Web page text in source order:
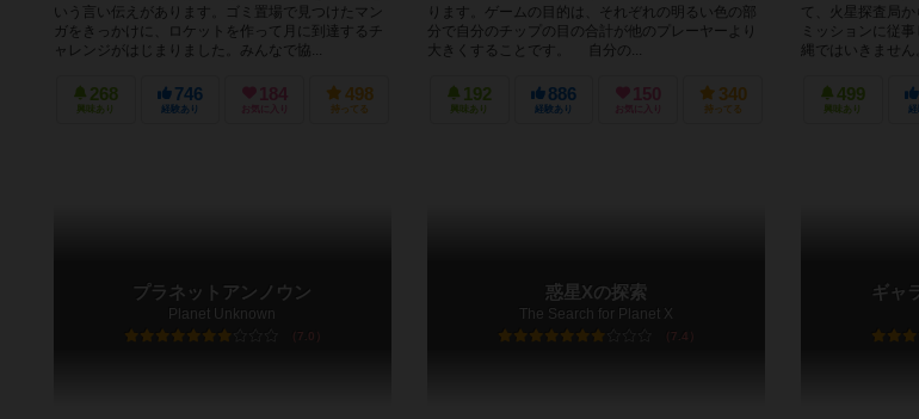
いう言い伝えがあります。ゴミ置場で見つけたマン
ガをきっかけに、ロケットを作って月に到達するチ
ャレンジがはじまりました。みんなで協...
268
興味あり
746
経験あり
184
お気に入り
498
持ってる
ります。ゲームの目的は、それぞれの明るい色の部
分で自分のチップの目の合計が他のプレーヤーより
大きくすることです。 自分の...
192
興味あり
886
経験あり
150
お気に入り
340
持ってる
て、火星探査局
ミッションに従
縄ではいきません
499
興味あり 経
プラネットアンノウン
Planet Unknown
7.0
惑星Xの探索
The Search for Planet X
7.4
ギャ